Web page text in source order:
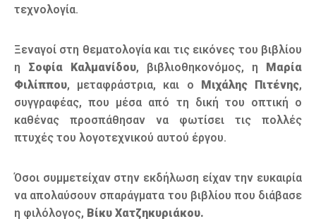
τεχνολογία.
Ξεναγοί στη θεματολογία και τις εικόνες του βιβλίου
η Σοφία Καλμανίδου, βιβλιοθηκονόμος, η Μαρία
Φιλίππου, μεταφράστρια, και ο Μιχάλης Πιτένης,
συγγραφέας, που μέσα από τη δική του οπτική ο
καθένας προσπάθησαν να φωτίσει τις πολλές
πτυχές του λογοτεχνικού αυτού έργου.
Όσοι συμμετείχαν στην εκδήλωση είχαν την ευκαιρία
να απολαύσουν σπαράγματα του βιβλίου που διάβασε
η φιλόλογος, Βίκυ Χατζηκυριάκου.